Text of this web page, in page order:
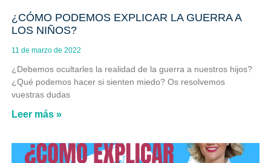
¿CÓMO PODEMOS EXPLICAR LA GUERRA A
LOS NIÑOS?
11 de marzo de 2022
¿Debemos ocultarles la realidad de la guerra a nuestros hijos?
¿Qué podemos hacer si sienten miedo? Os resolvemos
vuestras dudas
Leer más »